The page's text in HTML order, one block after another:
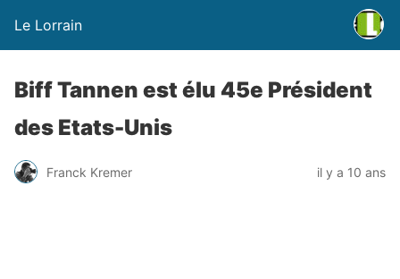
Le Lorrain
Biff Tannen est élu 45e Président
des Etats-Unis
Franck Kremer il y a 10 ans